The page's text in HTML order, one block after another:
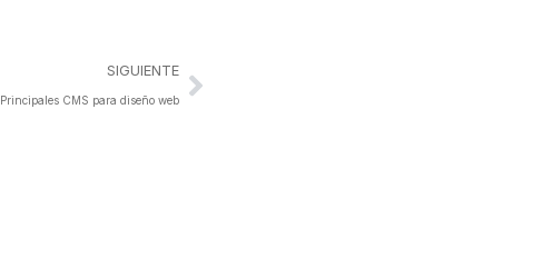
SIGUIENTE
Principales CMS para diseño web
Siguiente